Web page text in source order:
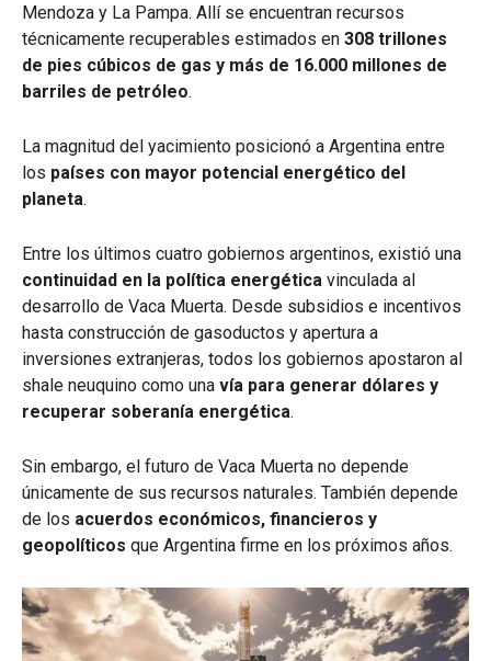
Mendoza y La Pampa. Allí se encuentran recursos
técnicamente recuperables estimados en 308 trillones
de pies cúbicos de gas y más de 16.000 millones de
barriles de petróleo.
La magnitud del yacimiento posicionó a Argentina entre
los países con mayor potencial energético del
planeta.
Entre los últimos cuatro gobiernos argentinos, existió una
continuidad en la política energética vinculada al
desarrollo de Vaca Muerta. Desde subsidios e incentivos
hasta construcción de gasoductos y apertura a
inversiones extranjeras, todos los gobiernos apostaron al
shale neuquino como una vía para generar dólares y
recuperar soberanía energética.
Sin embargo, el futuro de Vaca Muerta no depende
únicamente de sus recursos naturales. También depende
de los acuerdos económicos, financieros y
geopolíticos que Argentina firme en los próximos años.